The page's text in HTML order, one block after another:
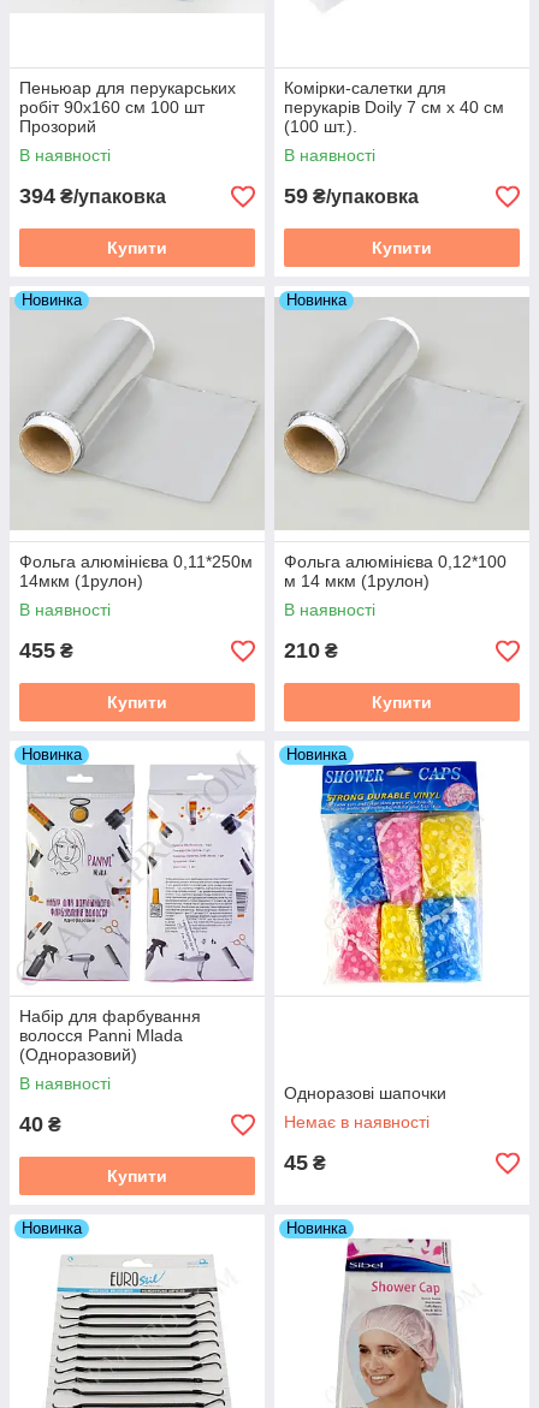
Пеньюар для перукарських
робіт 90х160 см 100 шт
Прозорий
В наявності
394 ₴/упаковка
Купити
Комірки-салетки для
перукарів Doily 7 см х 40 см
(100 шт.).
В наявності
59 ₴/упаковка
Купити
Новинка
Фольга алюмінієва 0,11*250м
14мкм (1рулон)
В наявності
455 ₴
Купити
Новинка
Фольга алюмінієва 0,12*100
м 14 мкм (1рулон)
В наявності
210 ₴
Купити
Новинка
Набір для фарбування
волосся Panni Mlada
(Одноразовий)
В наявності
40 ₴
Купити
Новинка
Одноразові шапочки
Немає в наявності
45 ₴
Новинка Новинка